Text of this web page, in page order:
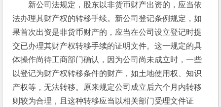
新公司法规定，股东以非货币财产出资的，应当依
法办理其财产权的转移手续。新公司登记条例规定，如
果首次出资是非货币财产的，应当在公司设立登记时提
交已办理其财产权转移手续的证明文件。这一规定的具
体操作尚待工商部门确认，因为公司尚未成立时，一些
以登记为财产权转移条件的财产，如土地使用权、知识
产权等，无法转移。原来规定公司成立后六个月内转移
则较为合理，且这种转移应当以相关部门受理文件证